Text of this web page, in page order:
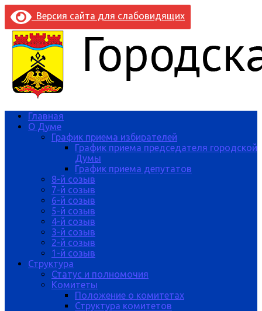
Версия сайта для слабовидящих
Главная
О Думе
График приема избирателей
График приема председателя городской
Думы
График приема депутатов
8-й созыв
7-й созыв
6-й созыв
5-й созыв
4-й созыв
3-й созыв
2-й созыв
1-й созыв
Структура
Статус и полномочия
Комитеты
Положение о комитетах
Структура комитетов